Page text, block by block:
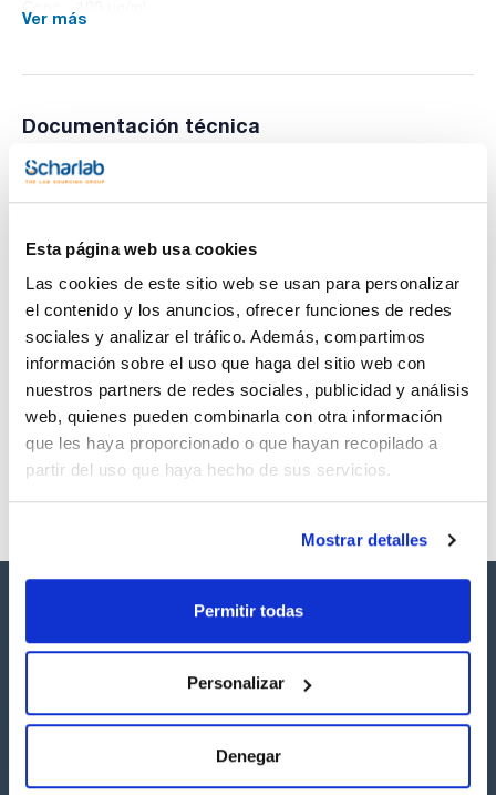
Esta página web usa cookies
Las cookies de este sitio web se usan para personalizar
el contenido y los anuncios, ofrecer funciones de redes
sociales y analizar el tráfico. Además, compartimos
información sobre el uso que haga del sitio web con
nuestros partners de redes sociales, publicidad y análisis
web, quienes pueden combinarla con otra información
que les haya proporcionado o que hayan recopilado a
partir del uso que haya hecho de sus servicios.
Mostrar detalles
Permitir todas
Personalizar
Denegar
CAS : [115-32-2]
Ver más
Documentación técnica
TDS / Ficha técnica
Regístrate para
Regístrate para
SDS/ Hoja de seguridad
Regístrate para
descargas
Los productos marcados con esta imagen son
listos para una entrega inmediata.